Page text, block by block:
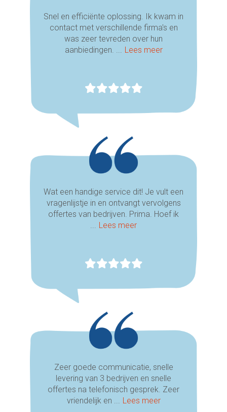
Snel en efficiënte oplossing. Ik kwam in
contact met verschillende firma's en
was zeer tevreden over hun
aanbiedingen. ... Lees meer
Wat een handige service dit! Je vult een
vragenlijstje in en ontvangt vervolgens
offertes van bedrijven. Prima. Hoef ik
... Lees meer
Zeer goede communicatie, snelle
levering van 3 bedrijven en snelle
offertes na telefonisch gesprek. Zeer
vriendelijk en ... Lees meer